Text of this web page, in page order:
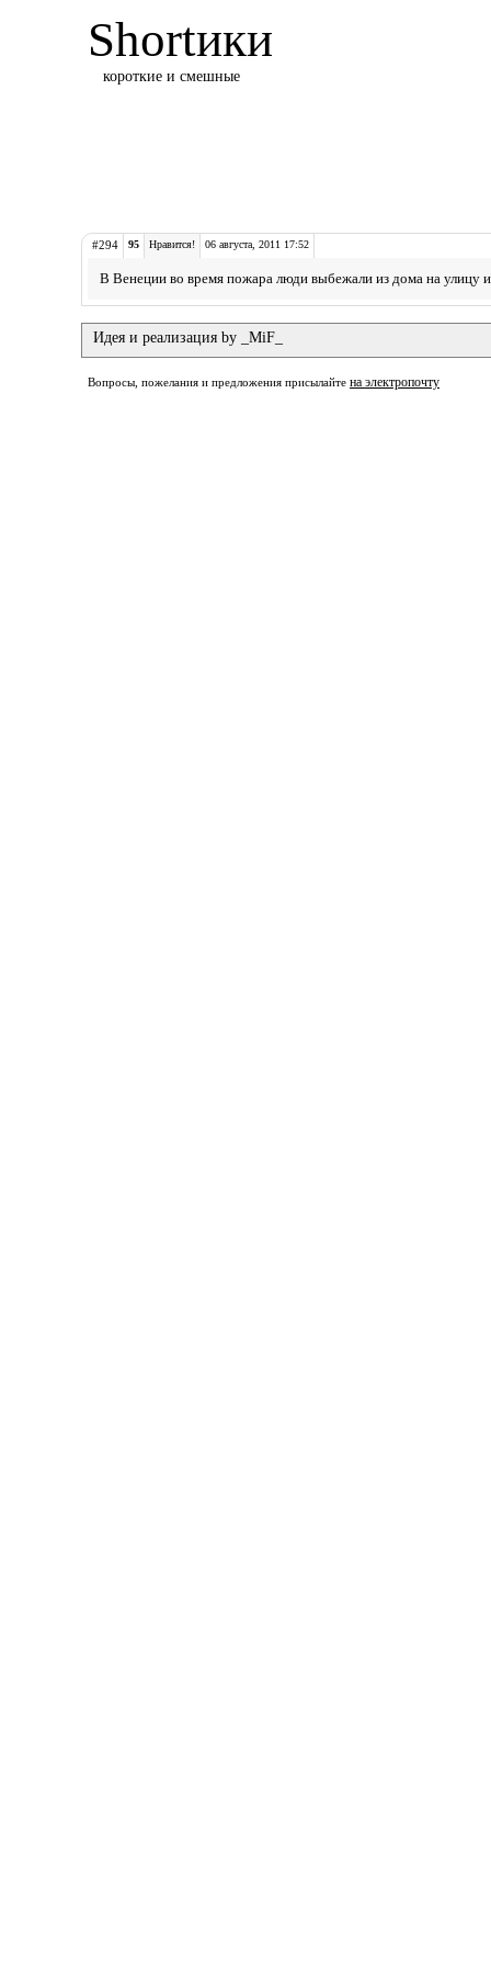
Shortики
короткие и смешные
#294 95 Нравится! 06 августа, 2011 17:52
В Венеции во время пожара люди выбежали из дома на улицу
Идея и реализация by _MiF_
Вопросы, пожелания и предложения присылайте на электропочту